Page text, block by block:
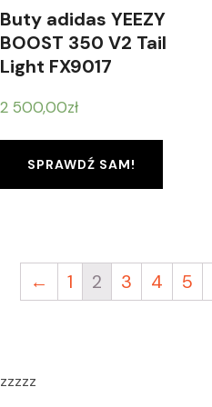
Buty adidas YEEZY
BOOST 350 V2 Tail
Light FX9017
2 500,00zł
SPRAWDŹ SAM!
← 1 2 3 4 5
zzzzz